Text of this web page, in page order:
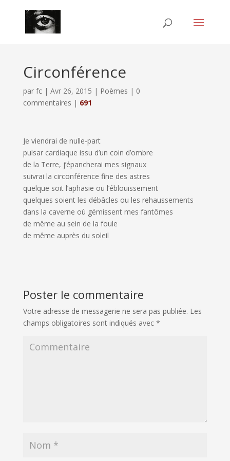
Circonférence
par fc| Avr 26, 2015 | Poèmes | 0
commentaires | 691
Je viendrai de nulle-part
pulsar cardiaque issu d’un coin d’ombre
de la Terre, j’épancherai mes signaux
suivrai la circonférence fine des astres
quelque soit l’aphasie ou l’éblouissement
quelques soient les débâcles ou les rehaussements
dans la caverne où gémissent mes fantômes
de même au sein de la foule
de même auprès du soleil
Poster le commentaire
Votre adresse de messagerie ne sera pas publiée. Les
champs obligatoires sont indiqués avec *